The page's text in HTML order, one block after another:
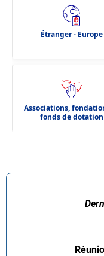
Étranger - Europe
Associations,
fonds de dotation